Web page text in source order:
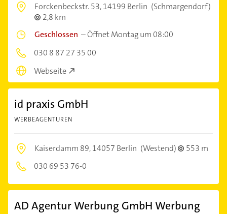
Forckenbeckstr. 53,14199 Berlin (Schmargendorf)
2,8 km
Geschlossen –Öffnet Montag um 08:00
030 8 87 27 35 00
Webseite
id praxis GmbH
WERBEAGENTUREN
Kaiserdamm 89,14057 Berlin (Westend)
553 m
030 69 53 76-0
AD Agentur Werbung GmbH Werbung